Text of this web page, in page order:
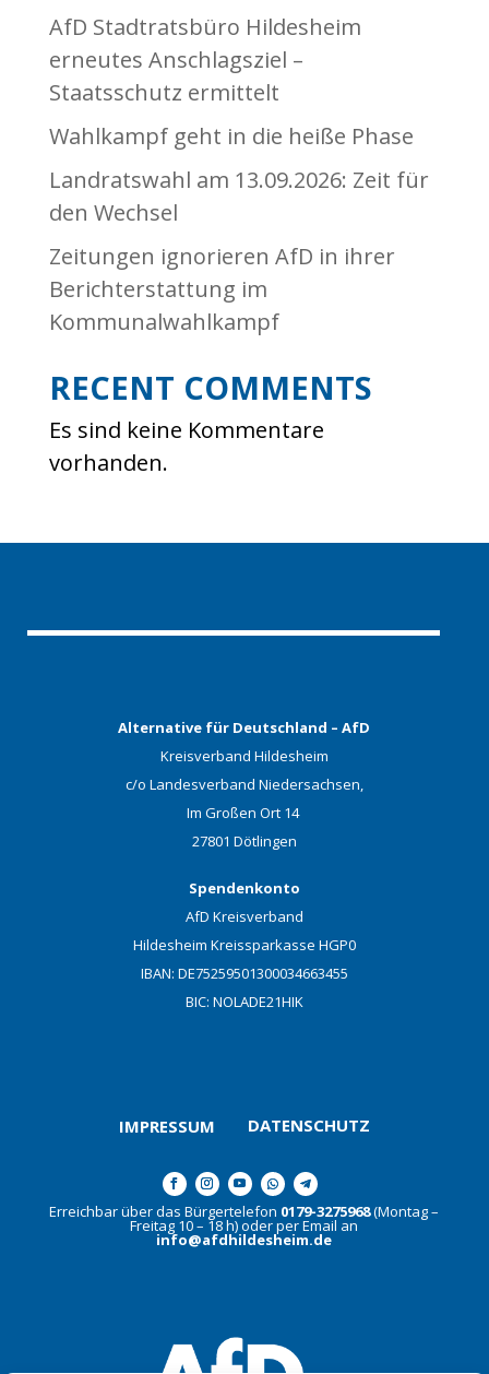
AfD Stadtratsbüro Hildesheim
erneutes Anschlagsziel –
Staatsschutz ermittelt
Wahlkampf geht in die heiße Phase
Landratswahl am 13.09.2026: Zeit für
den Wechsel
Zeitungen ignorieren AfD in ihrer
Berichterstattung im
Kommunalwahlkampf
RECENT COMMENTS
Es sind keine Kommentare
vorhanden.
Alternative für Deutschland – AfD
Kreisverband Hildesheim
c/o Landesverband Niedersachsen,
Im Großen Ort 14
27801 Dötlingen
Spendenkonto
AfD Kreisverband
Hildesheim Kreissparkasse HGP0
IBAN: DE75259501300034663455
BIC: NOLADE21HIK
IMPRESSUM DATENSCHUTZ
Erreichbar über das Bürgertelefon 0179-3275968(Montag –
Freitag 10 – 18 h) oder per Email an
info@afdhildesheim.de